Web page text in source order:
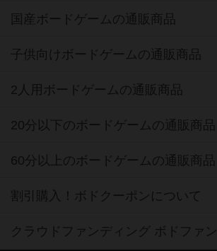
国産ボードゲームの通販商品
子供向けボードゲームの通販商品
2人用ボードゲームの通販商品
20分以下のボードゲームの通販商品
60分以上のボードゲームの通販商品
割引購入！ボドクーポンについて
クラウドファンディング ボドファン